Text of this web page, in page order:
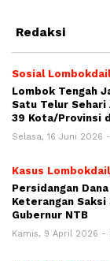
Redaksi
Sosial
Lombok Tengah
Satu Telur
39 Kota/Provinsi
Selasa, 16 Juni 2026 -
Kasus
Persidangan
Keterangan Saksi
Gubernur NTB
Kamis, 9 April 2026 -